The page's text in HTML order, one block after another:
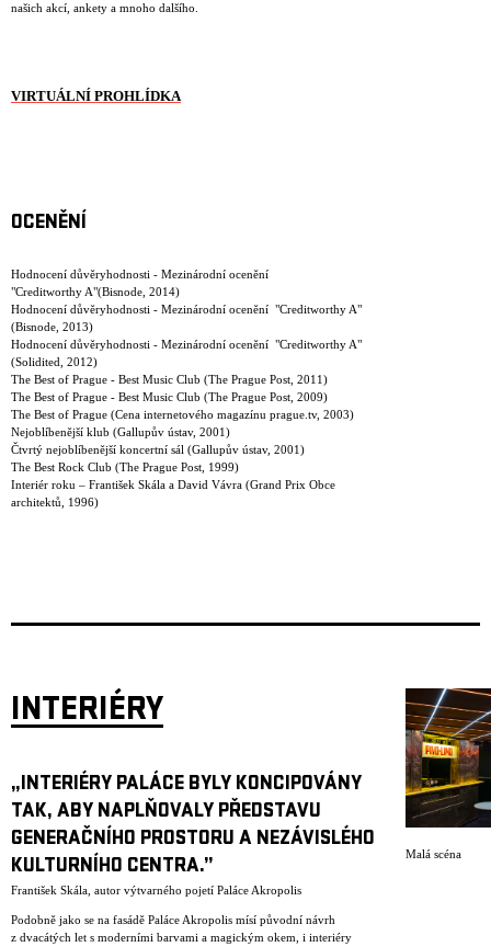
našich akcí, ankety a mnoho dalšího.
VIRTUÁLNÍ PROHLÍDKA
OCENĚNÍ
Hodnocení důvěryhodnosti - Mezinárodní ocenění
"Creditworthy A"(Bisnode, 2014)
Hodnocení důvěryhodnosti - Mezinárodní ocenění "Creditworthy A"
(Bisnode, 2013)
Hodnocení důvěryhodnosti - Mezinárodní ocenění "Creditworthy A"
(Solidited, 2012)
The Best of Prague - Best Music Club (The Prague Post, 2011)
The Best of Prague - Best Music Club (The Prague Post, 2009)
The Best of Prague (Cena internetového magazínu prague.tv, 2003)
Nejoblíbenější klub (Gallupův ústav, 2001)
Čtvrtý nejoblíbenější koncertní sál (Gallupův ústav, 2001)
The Best Rock Club (The Prague Post, 1999)
Interiér roku – František Skála a David Vávra (Grand Prix Obce
architektů, 1996)
INTERIÉRY
„INTERIÉRY PALÁCE BYLY KONCIPOVÁNY
TAK, ABY NAPLŇOVALY PŘEDSTAVU
GENERAČNÍHO PROSTORU A NEZÁVISLÉHO
KULTURNÍHO CENTRA.”
František Skála, autor výtvarného pojetí Paláce Akropolis
Podobně jako se na fasádě Paláce Akropolis mísí původní návrh
z dvacátých let s moderními barvami a magickým okem, i interiéry
Malá scéna